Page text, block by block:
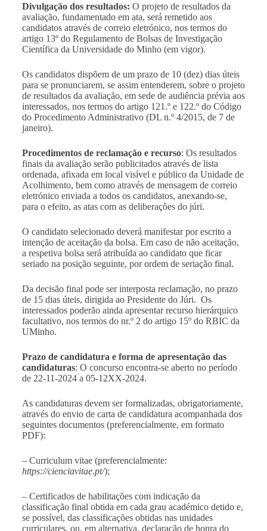
Divulgação dos resultados: O projeto de resultados da
avaliação, fundamentado em ata, será remetido aos
candidatos através de correio eletrónico, nos termos do
artigo 13º do Regulamento de Bolsas de Investigação
Científica da Universidade do Minho (em vigor).
Os candidatos dispõem de um prazo de 10 (dez) dias úteis
para se pronunciarem, se assim entenderem, sobre o projeto
de resultados da avaliação, em sede de audiência prévia aos
interessados, nos termos do artigo 121.º e 122.º do Código
do Procedimento Administrativo (DL n.º 4/2015, de 7 de
janeiro).
Procedimentos de reclamação e recurso: Os resultados
finais da avaliação serão publicitados através de lista
ordenada, afixada em local visível e público da Unidade de
Acolhimento, bem como através de mensagem de correio
eletrónico enviada a todos os candidatos, anexando-se,
para o efeito, as atas com as deliberações do júri.
O candidato selecionado deverá manifestar por escrito a
intenção de aceitação da bolsa. Em caso de não aceitação,
a respetiva bolsa será atribuída ao candidato que ficar
seriado na posição seguinte, por ordem de seriação final.
Da decisão final pode ser interposta reclamação, no prazo
de 15 dias úteis, dirigida ao Presidente do Júri. Os
interessados poderão ainda apresentar recurso hierárquico
facultativo, nos termos do nr.º 2 do artigo 15º do RBIC da
UMinho.
Prazo de candidatura e forma de apresentação das
candidaturas: O concurso encontra-se aberto no período
de 22-11-2024 a 05-12XX-2024.
As candidaturas devem ser formalizadas, obrigatoriamente,
através do envio de carta de candidatura acompanhada dos
seguintes documentos (preferencialmente, em formato
PDF):
– Curriculum vitae (preferencialmente:
https://cienciavitae.pt/);
– Certificados de habilitações com indicação da
classificação final obtida em cada grau académico detido e,
se possível, das classificações obtidas nas unidades
curriculares, ou, em alternativa, declaração de honra do